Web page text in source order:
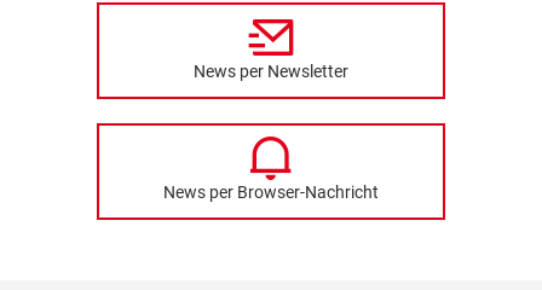
News per Newsletter
News per Browser-Nachricht